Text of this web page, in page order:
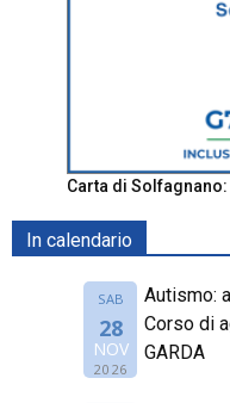
Carta di
In calendario
SAB
28
NOV
2026
Autismo:
Corso di
GARDA